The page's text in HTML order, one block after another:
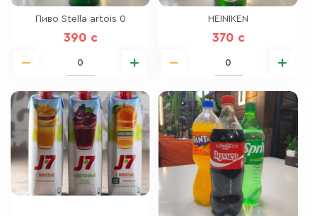
Пиво Stella artois 0
390 c
HEINIKEN
370 c